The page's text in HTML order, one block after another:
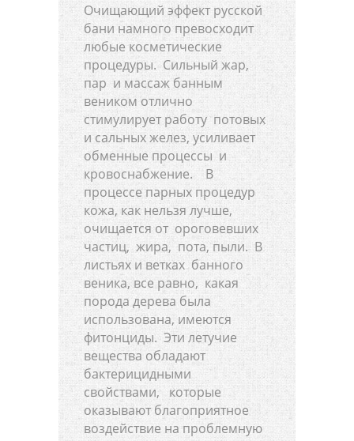
Очищающий эффект русской
бани намного превосходит
любые косметические
процедуры. Сильный жар,
пар и массаж банным
веником отлично
стимулирует работу потовых
и сальных желез, усиливает
обменные процессы и
кровоснабжение. В
процессе парных процедур
кожа, как нельзя лучше,
очищается от ороговевших
частиц, жира, пота, пыли. В
листьях и ветках банного
веника, все равно, какая
порода дерева была
использована, имеются
фитонциды. Эти летучие
вещества обладают
бактерицидными
свойствами, которые
оказывают благоприятное
воздействие на проблемную